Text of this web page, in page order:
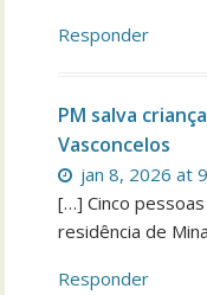
Responder
PM salva
Vasconcelos
jan 8, 2026 at
[…] Cinco
residência de
Responder